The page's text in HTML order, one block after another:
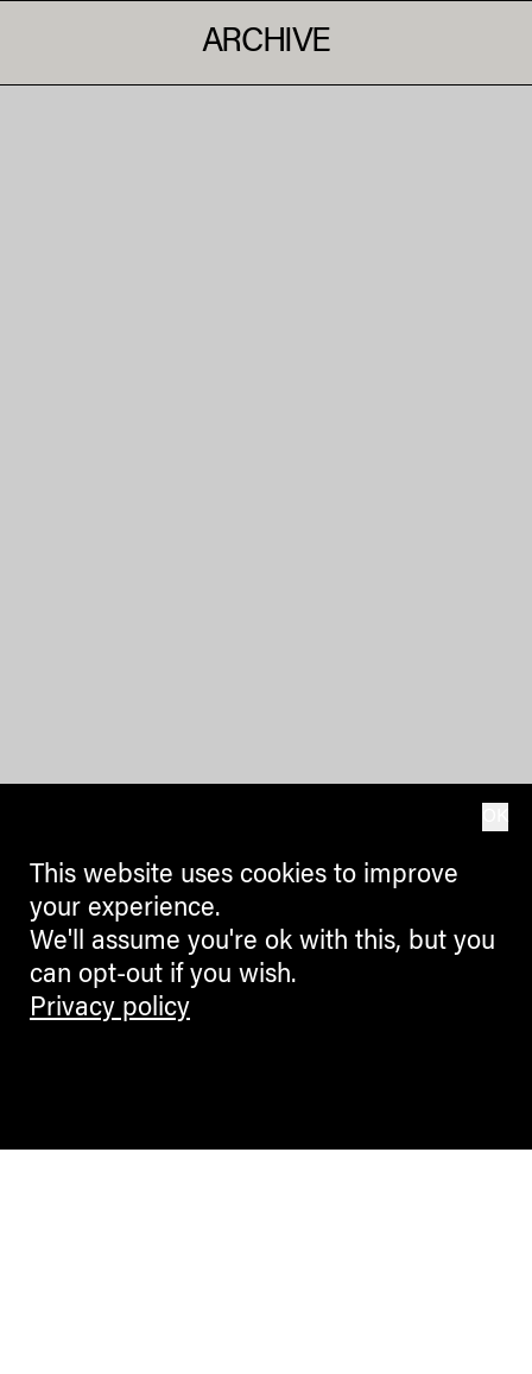
ARCHIVE
This website uses cookies to improve
your experience.
We'll assume you're ok with this, but you
can opt-out if you wish.
Privacy policy